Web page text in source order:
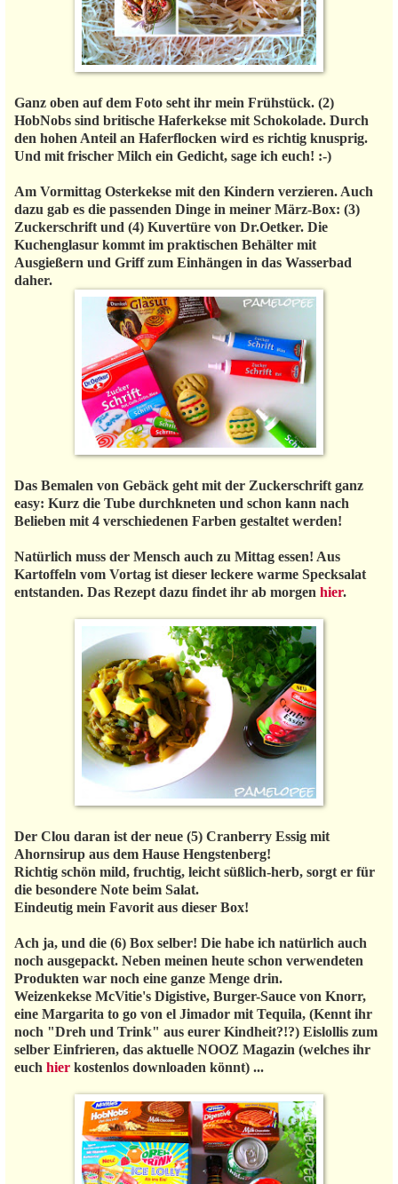
Ganz oben auf dem Foto seht ihr mein Frühstück. (2)
HobNobs sind britische Haferkekse mit Schokolade. Durch
den hohen Anteil an Haferflocken wird es richtig knusprig.
Und mit frischer Milch ein Gedicht, sage ich euch! :-)
Am Vormittag Osterkekse mit den Kindern verzieren. Auch
dazu gab es die passenden Dinge in meiner März-Box: (3)
Zuckerschrift und (4) Kuvertüre von Dr.Oetker. Die
Kuchenglasur kommt im praktischen Behälter mit
Ausgießern und Griff zum Einhängen in das Wasserbad
daher.
Das Bemalen von Gebäck geht mit der Zuckerschrift ganz
easy: Kurz die Tube durchkneten und schon kann nach
Belieben mit 4 verschiedenen Farben gestaltet werden!
Natürlich muss der Mensch auch zu Mittag essen! Aus
Kartoffeln vom Vortag ist dieser leckere warme Specksalat
entstanden. Das Rezept dazu findet ihr ab morgen hier.
Der Clou daran ist der neue (5) Cranberry Essig mit
Ahornsirup aus dem Hause Hengstenberg!
Richtig schön mild, fruchtig, leicht süßlich-herb, sorgt er für
die besondere Note beim Salat.
Eindeutig mein Favorit aus dieser Box!
Ach ja, und die (6) Box selber! Die habe ich natürlich auch
noch ausgepackt. Neben meinen heute schon verwendeten
Produkten war noch eine ganze Menge drin.
Weizenkekse McVitie's Digistive, Burger-Sauce von Knorr,
eine Margarita to go von el Jimador mit Tequila, (Kennt ihr
noch "Dreh und Trink" aus eurer Kindheit?!?) Eislollis zum
selber Einfrieren, das aktuelle NOOZ Magazin (welches ihr
euch hier kostenlos downloaden könnt) ...